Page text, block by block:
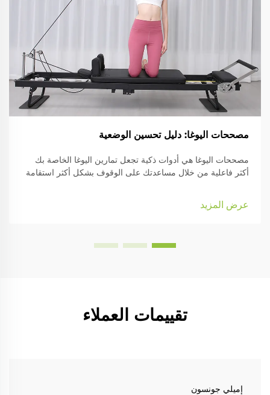
مصححات اليوغا: دليل تحسين الوضعية
مصححات اليوغا هي أدوات ذكية تجعل تمارين اليوغا الخاصة بك
أكثر فاعلية من خلال مساعدتك على الوقوف بشكل أكثر استقامة
أنواع المصححات المختلفة، والمزايا التي تقدمها، وكيفية دمجها...
عرض المزيد
تقييمات العملاء
إميلي جونسون